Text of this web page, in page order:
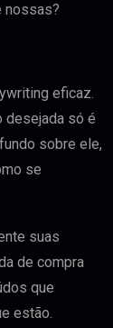
nossas?
eficaz.
desejada só é
sobre ele,
se
suas
de compra
que
estão.